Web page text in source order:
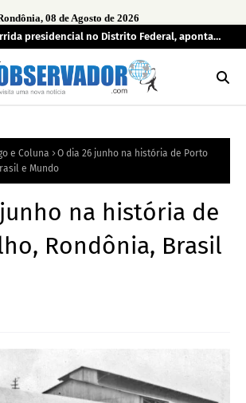
08 de Agosto de 2026
presidencial no Distrito Federal, aponta
Bolsonaro aparece em segundo
e Coluna
O dia 26 junho na história de Porto
e Mundo
na história de
Rondônia, Brasil